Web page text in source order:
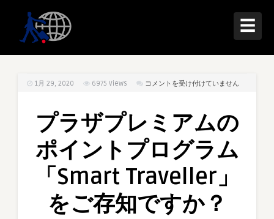
☰
1月 29, 2020 6975 Views
プ
プ
レ
ム
ポ
コメントを受け付けていません
プラザプレミアムの
ポイントプログラム
「Smart Traveller」
をご存知ですか？